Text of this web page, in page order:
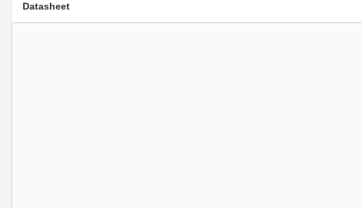
Datasheet